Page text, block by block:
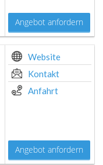
Angebot anfordern
Website
Kontakt
Anfahrt
Angebot anfordern